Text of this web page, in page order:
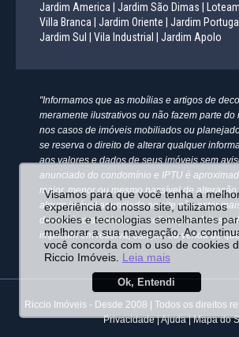
Jardim America |
Jardim São Dimas |
Villa Branca |
Jardim Oriente | Jardim Portugal |
Jardim Sul |
Vila Industrial | Jardim Apolo
"Informamos que as mobílias e artigos de
meramente ilustrativos ou não fazem parte do
nos casos de imóveis mobiliados ou
se reserva o direito de alterar qualquer
aos valores e dados de seus imóveis sem
anunciado do condomínio e IPTU é
maior, menor ou mesmo passível de
algum imóvel anunciado no site não estar
devido à rotatividade. As solicitações feitas
implicam em reserva, compra ou venda de
Riccio Imóveis - Desde 2008 | Todos os direitos
Privacidade|Ajuda|Mapa do
Visamos para que você tenha a
experiência do nosso site, utilizamos
cookies e tecnologias semelhantes
melhorar a sua navegação. Ao
você concorda com o uso de cookies
Riccio Imóveis. Leia mais
Ok, Entendi